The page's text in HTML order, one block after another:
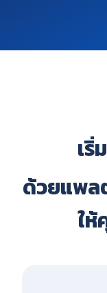
เริ่
ด้วยแพล
ใ